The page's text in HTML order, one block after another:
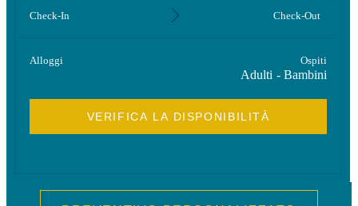
Check-In Check-Out
Alloggi Ospiti
Adulti - Bambini